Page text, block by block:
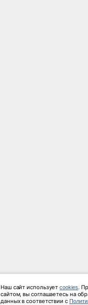
Наш сайт использует cookies.
сайтом, вы соглашаетесь на
данных в соответствии с